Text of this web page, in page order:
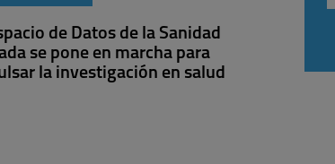
de Datos de la Sanidad
se pone en marcha para
la investigación en salud